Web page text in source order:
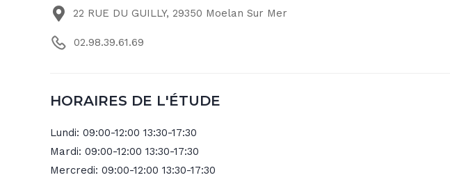
22 RUE DU GUILLY, 29350 Moelan Sur Mer
02.98.39.61.69
HORAIRES DE L'ÉTUDE
Lundi: 09:00-12:00 13:30-17:30
Mardi: 09:00-12:00 13:30-17:30
Mercredi: 09:00-12:00 13:30-17:30